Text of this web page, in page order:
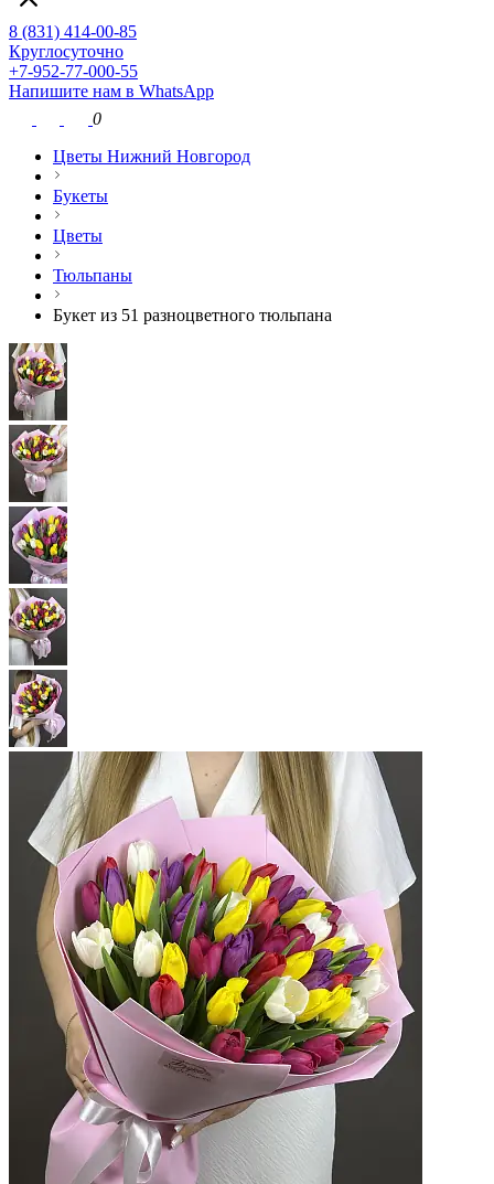
8 (831) 414-00-85
Круглосуточно
+7-952-77-000-55
Напишите нам в WhatsApp
0
Цветы Нижний Новгород
Букеты
Цветы
Тюльпаны
Букет из 51 разноцветного тюльпана